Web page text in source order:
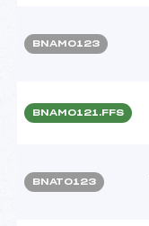
BNAM0123
BNAM0121.FFS
BNAT0123